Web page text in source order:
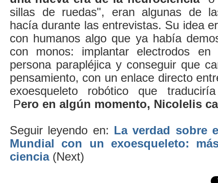
sillas de ruedas", eran algunas de
hacía durante las entrevistas. Su idea
con humanos algo que ya había
con monos: implantar electrodos
persona parapléjica y conseguir que
pensamiento, con un enlace directo
exoesqueleto robótico que
Pero en algún momento, Nicolelis
Seguir leyendo en: La verdad sobre
Mundial con un exoesqueleto:
ciencia (Next)